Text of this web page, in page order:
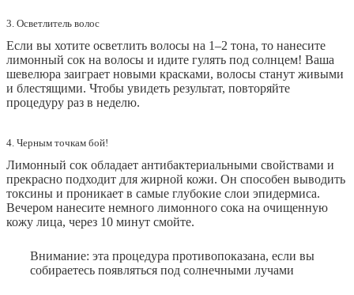
3. Осветлитель волос
Если вы хотите осветлить волосы на 1–2 тона, то нанесите
лимонный сок на волосы и идите гулять под солнцем! Ваша
шевелюра заиграет новыми красками, волосы станут живыми
и блестящими. Чтобы увидеть результат, повторяйте
процедуру раз в неделю.
4. Черным точкам бой!
Лимонный сок обладает антибактериальными свойствами и
прекрасно подходит для жирной кожи. Он способен выводить
токсины и проникает в самые глубокие слои эпидермиса.
Вечером нанесите немного лимонного сока на очищенную
кожу лица, через 10 минут смойте.
Внимание: эта процедура противопоказана, если вы
собираетесь появляться под солнечными лучами